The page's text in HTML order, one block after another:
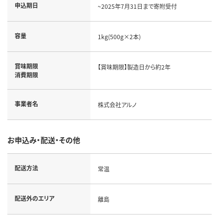
申込期日 ~2025年7月31日まで寄附受付
容量 1kg(500g×2本)
賞味期限
消費期限
【賞味期限】製造日から約2年
事業者名 株式会社アルノ
お申込み・配送・その他
配送方法 常温
配送外のエリア 離島